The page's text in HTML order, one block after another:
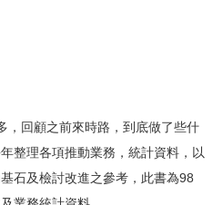
，回顧之前來時路，到底做了些什
整理各項推動業務，統計資料，以
石及檢討改進之參考，此書為98